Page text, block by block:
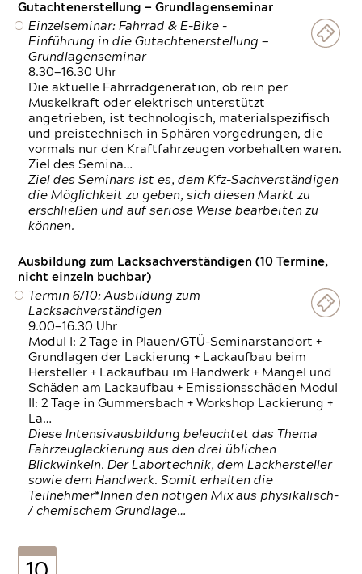
Gutachtenerstellung — Grundlagenseminar
Einzelseminar: Fahrrad & E-Bike -
Einführung in die Gutachtenerstellung —
Grundlagenseminar
8.30—16.30 Uhr
Die aktuelle Fahrradgeneration, ob rein per
Muskelkraft oder elektrisch unterstützt
angetrieben, ist technologisch, materialspezifisch
und preistechnisch in Sphären vorgedrungen, die
vormals nur den Kraftfahrzeugen vorbehalten waren.
Ziel des Semina…
Ziel des Seminars ist es, dem Kfz-Sachverständigen
die Möglichkeit zu geben, sich diesen Markt zu
erschließen und auf seriöse Weise bearbeiten zu
können.
Ausbildung zum Lacksachverständigen (10 Termine,
nicht einzeln buchbar)
Termin 6/10: Ausbildung zum
Lacksachverständigen
9.00—16.30 Uhr
Modul I: 2 Tage in Plauen/GTÜ-Seminarstandort +
Grundlagen der Lackierung + Lackaufbau beim
Hersteller + Lackaufbau im Handwerk + Mängel und
Schäden am Lackaufbau + Emissionsschäden Modul
II: 2 Tage in Gummersbach + Workshop Lackierung +
La…
Diese Intensivausbildung beleuchtet das Thema
Fahrzeuglackierung aus den drei üblichen
Blickwinkeln. Der Labortechnik, dem Lackhersteller
sowie dem Handwerk. Somit erhalten die
Teilnehmer*Innen den nötigen Mix aus physikalisch-
/ chemischem Grundlage…